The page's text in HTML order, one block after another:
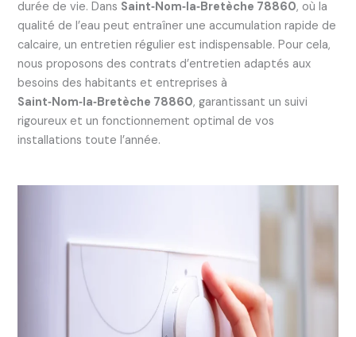
durée de vie. Dans Saint‑Nom‑la‑Bretèche 78860, où la
qualité de l’eau peut entraîner une accumulation rapide de
calcaire, un entretien régulier est indispensable. Pour cela,
nous proposons des contrats d’entretien adaptés aux
besoins des habitants et entreprises à
Saint‑Nom‑la‑Bretèche 78860, garantissant un suivi
rigoureux et un fonctionnement optimal de vos
installations toute l’année.